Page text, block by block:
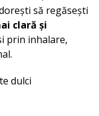
să regăsești
clară și
prin inhalare,
dulci